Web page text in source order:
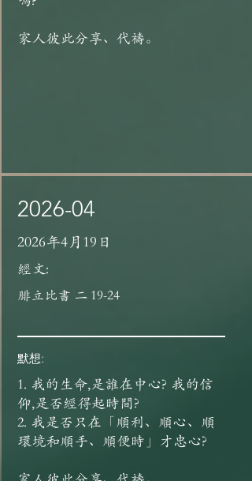
家人彼此分享、代禱。
2026-04
2026年4月19日
經文:
腓立比書 二 19-24
默想:
1. 我的生命,是誰在中心? 我的信
仰,是否經得起時間?
2. 我是否只在「順利、順心、順
環境和順手、順便時」才忠心?